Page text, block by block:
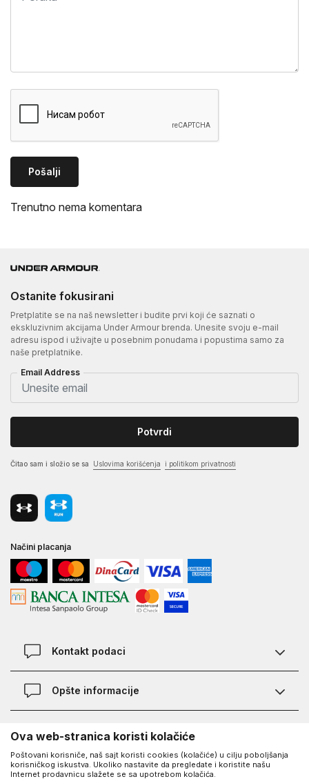
Pošalji
Trenutno nema komentara
Ostanite fokusirani
Pretplatite se na naš newsletter i budite prvi koji će saznati o
ekskluzivnim akcijama Under Armour brenda. Unesite svoju e-mail
adresu ispod i uživajte u posebnim ponudama i popustima samo za
naše pretplatnike.
Email Address
Potvrdi
Čitao sam i složio se sa Uslovima korišćenja i politikom privatnosti
Načini placanja
Kontakt podaci
Chat
Opšte informacije
Najčešća pitanja
Kako kupiti
O Under Armour-u
O nama - priča o UA
UA Social
Ova web-stranica koristi kolačiće
Poštovani korisniče, naš sajt koristi cookies (kolačiće) u cilju poboljšanja
korisničkog iskustva. Ukoliko nastavite da pregledate i koristite našu
Internet prodavnicu slažete se sa upotrebom kolačića.